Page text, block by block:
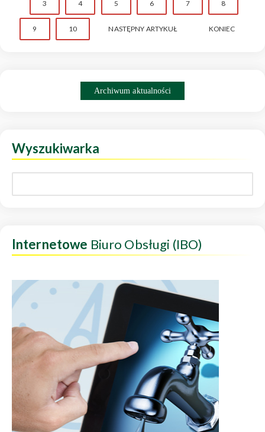
3 4 5 6 7 8
9 10 NASTĘPNY ARTYKUŁ KONIEC
Archiwum aktualności
Wyszukiwarka
Internetowe Biuro Obsługi (IBO)